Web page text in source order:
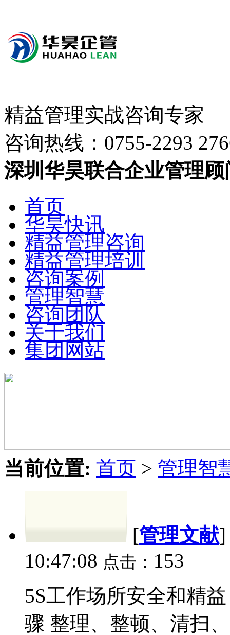
精益管理实战咨询专家
咨询热线： 0755-2293
深圳华昊联合企业管理
首页
华昊快讯
精益管理咨询
精益管理培训
咨询案例
管理智慧
咨询团队
关于我们
集团网站
当前位置: 首页 > 管理智
[管理文献
10:47:08 点击： 153
5S工作场所安全和精
骤 整理、整顿、清扫